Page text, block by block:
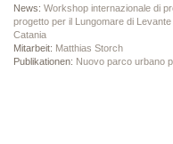
News: Workshop internazionale di
progetto per il Lungomare di
Catania
Mitarbeit: Matthias Storch
Publikationen: Nuovo parco urbano